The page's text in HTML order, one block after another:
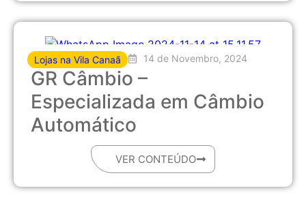
Lojas na Vila Canaã 14 de Novembro, 2024
GR Câmbio –
Especializada em Câmbio
Automático
VER CONTEÚDO